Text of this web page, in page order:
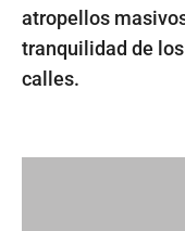
atropellos
tranquilidad de
calles.